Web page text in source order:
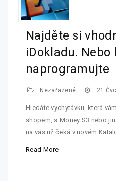
Najděte si
iDokladu. Nebo
naprogramujte
Nezařazené 21
Hledáte vychytávku, která
shopem, s Money S3 nebo
na vás už čeká v novém
Read More